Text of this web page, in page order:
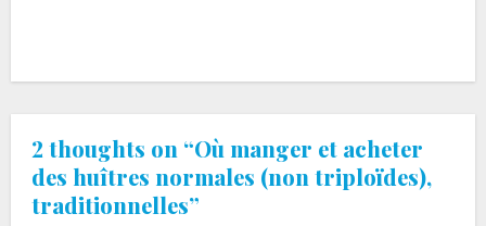
2 thoughts on “Où manger et acheter
des huîtres normales (non triploïdes),
traditionnelles”